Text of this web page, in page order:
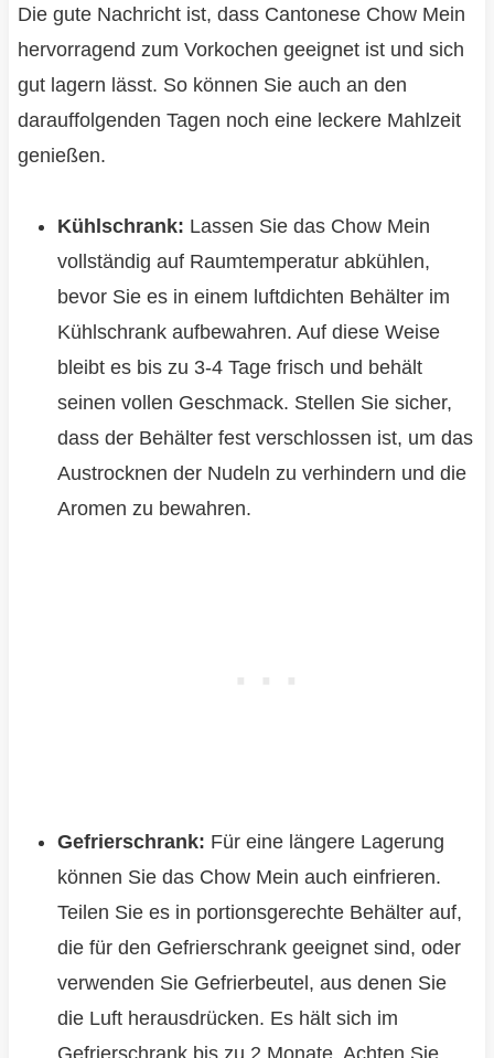
Die gute Nachricht ist, dass Cantonese Chow Mein
hervorragend zum Vorkochen geeignet ist und sich
gut lagern lässt. So können Sie auch an den
darauffolgenden Tagen noch eine leckere Mahlzeit
genießen.
Kühlschrank: Lassen Sie das Chow Mein
vollständig auf Raumtemperatur abkühlen,
bevor Sie es in einem luftdichten Behälter im
Kühlschrank aufbewahren. Auf diese Weise
bleibt es bis zu 3-4 Tage frisch und behält
seinen vollen Geschmack. Stellen Sie sicher,
dass der Behälter fest verschlossen ist, um das
Austrocknen der Nudeln zu verhindern und die
Aromen zu bewahren.
Gefrierschrank: Für eine längere Lagerung
können Sie das Chow Mein auch einfrieren.
Teilen Sie es in portionsgerechte Behälter auf,
die für den Gefrierschrank geeignet sind, oder
verwenden Sie Gefrierbeutel, aus denen Sie
die Luft herausdrücken. Es hält sich im